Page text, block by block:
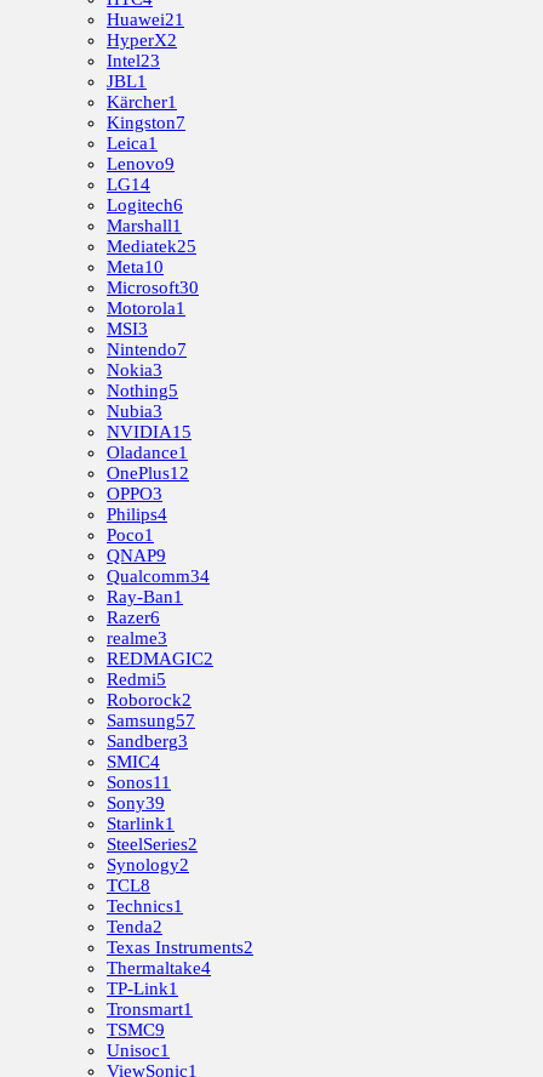
Huawei21
HyperX2
Intel23
JBL1
Kärcher1
Kingston7
Leica1
Lenovo9
LG14
Logitech6
Marshall1
Mediatek25
Meta10
Microsoft30
Motorola1
MSI3
Nintendo7
Nokia3
Nothing5
Nubia3
NVIDIA15
Oladance1
OnePlus12
OPPO3
Philips4
Poco1
QNAP9
Qualcomm34
Ray-Ban1
Razer6
realme3
REDMAGIC2
Redmi5
Roborock2
Samsung57
Sandberg3
SMIC4
Sonos11
Sony39
Starlink1
SteelSeries2
Synology2
TCL8
Technics1
Tenda2
Texas Instruments2
Thermaltake4
TP-Link1
Tronsmart1
TSMC9
Unisoc1
ViewSonic1